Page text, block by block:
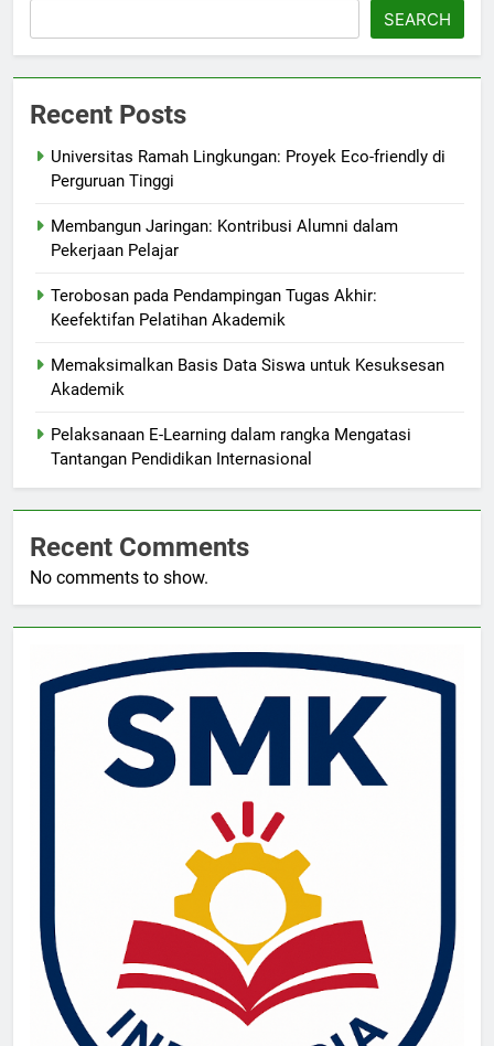
SEARCH
Recent Posts
Universitas Ramah Lingkungan: Proyek Eco-friendly di
Perguruan Tinggi
Membangun Jaringan: Kontribusi Alumni dalam
Pekerjaan Pelajar
Terobosan pada Pendampingan Tugas Akhir:
Keefektifan Pelatihan Akademik
Memaksimalkan Basis Data Siswa untuk Kesuksesan
Akademik
Pelaksanaan E-Learning dalam rangka Mengatasi
Tantangan Pendidikan Internasional
Recent Comments
No comments to show.